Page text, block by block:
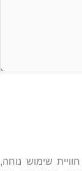
שימוש נוחה,